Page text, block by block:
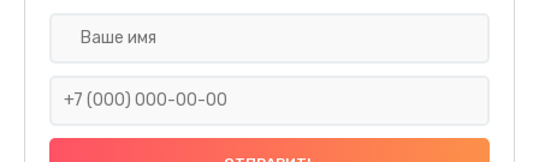
Замена праймера